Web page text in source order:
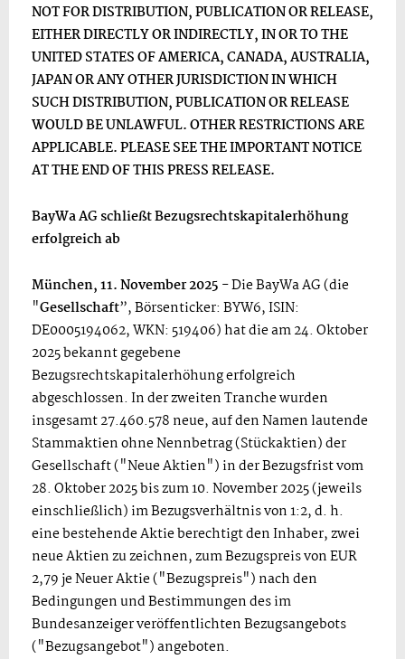
NOT FOR DISTRIBUTION, PUBLICATION OR RELEASE,
EITHER DIRECTLY OR INDIRECTLY, IN OR TO THE
UNITED STATES OF AMERICA, CANADA, AUSTRALIA,
JAPAN OR ANY OTHER JURISDICTION IN WHICH
SUCH DISTRIBUTION, PUBLICATION OR RELEASE
WOULD BE UNLAWFUL. OTHER RESTRICTIONS ARE
APPLICABLE. PLEASE SEE THE IMPORTANT NOTICE
AT THE END OF THIS PRESS RELEASE.
BayWa AG schließt Bezugsrechtskapitalerhöhung
erfolgreich ab
München, 11. November 2025 - Die BayWa AG (die
"Gesellschaft”, Börsenticker: BYW6, ISIN:
DE0005194062, WKN: 519406) hat die am 24. Oktober
2025 bekannt gegebene
Bezugsrechtskapitalerhöhung erfolgreich
abgeschlossen. In der zweiten Tranche wurden
insgesamt 27.460.578 neue, auf den Namen lautende
Stammaktien ohne Nennbetrag (Stückaktien) der
Gesellschaft ("Neue Aktien") in der Bezugsfrist vom
28. Oktober 2025 bis zum 10. November 2025 (jeweils
einschließlich) im Bezugsverhältnis von 1:2, d. h.
eine bestehende Aktie berechtigt den Inhaber, zwei
neue Aktien zu zeichnen, zum Bezugspreis von EUR
2,79 je Neuer Aktie ("Bezugspreis") nach den
Bedingungen und Bestimmungen des im
Bundesanzeiger veröffentlichten Bezugsangebots
("Bezugsangebot") angeboten.